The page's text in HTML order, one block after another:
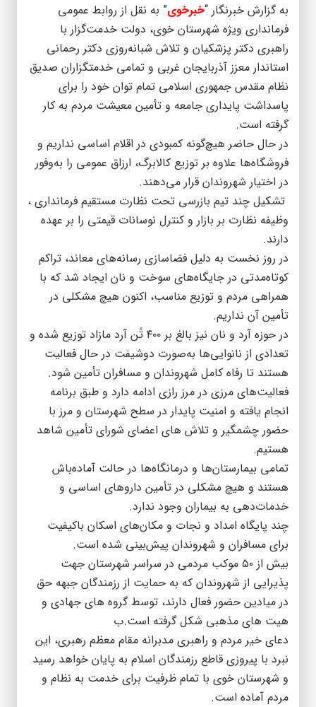
به گزارش خبرنگار “خبرخوی” به نقل از روابط عمومی
فرمانداری ویژه شهرستان خوی، دولت خدمت‌گزار با
راهبری دکتر پزشکیان و تلاش شبانه‌روزی دکتر رحمانی
استاندار معزز آذربایجان غربی و تمامی خدمتگزاران صدیق
نظام مقدس جمهوری اسلامی تمام توان خود را برای
پاسداشت پایداری جامعه و تأمین معیشت مردم به کار
گرفته است.
در حال حاضر هیچ‌گونه کمبودی در اقلام اساسی نداریم و
فروشگاه‌ها علاوه بر توزیع کالابرگ، ارزاق عمومی را به‌وفور
در اختیار شهروندان قرار می‌دهند.
تشکیل چند تیم بازرسی تحت نظارت مستقیم فرمانداری ،
وظیفه نظارت بر بازار و کنترل نوسانات قیمتی را بر عهده
دارند.
در روز نخست به دلیل فضاسازی رسانه‌های معاند، تراکم
کوتاه‌مدتی در جایگاه‌های سوخت و نان ایجاد شد که با
همراهی مردم و توزیع مناسب، اکنون هیچ مشکلی در
تأمین آن نداریم.
در حوزه آرد و نان نیز بالغ بر ۴۰۰ تُن آرد مازاد توزیع شده و
تعدادی از نانوایی‌ها به‌صورت دو‌شیفت در حال فعالیت
هستند تا رفاه کامل شهروندان و مسافران تأمین شود.
فعالیت‌های مرزی در مرز رازی ادامه دارد و طبق برنامه
انجام یافته و امنیت پایدار در سطح شهرستان و‌ مرز با
حضور چشمگیر و تلاش های اعضای شورای تأمین شاهد
هستیم.
تمامی بیمارستان‌ها و درمانگاه‌ها در حالت آماده‌باش
هستند و هیچ مشکلی در تأمین داروهای اساسی و
خدمات‌دهی به بیماران وجود ندارد.
چند پایگاه امداد و نجات و مکان‌های اسکان باکیفیت
برای مسافران و شهروندان پیش‌بینی شده است.
بیش از ۵۰ موکب مردمی در سراسر شهرستان جهت
پذیرایی از شهروندان که به حمایت از رزمندگان جبهه حق
در میادین حضور فعال دارند، توسط گروه های جهادی و
هیت های مذهبی شکل گرفته است.ب
دعای خیر مردم و راهبری مدبرانه مقام معظم رهبری، این
نبرد با پیروزی قاطع رزمندگان اسلام به پایان خواهد رسید
و شهرستان خوی با تمام ظرفیت برای خدمت به نظام و
مردم آماده است.